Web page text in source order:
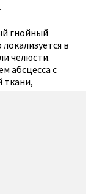
гнойный
в
челюсти.
абсцесса с
ткани,